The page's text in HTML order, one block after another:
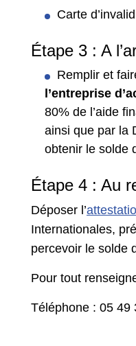
Carte
Étape 3 : A
Remplir et
l’entreprise
80% de l’aide
ainsi que par la
obtenir le solde
Étape 4 : Au
Déposer l’
Internationales,
percevoir le solde
Pour tout
Téléphone : 05 49